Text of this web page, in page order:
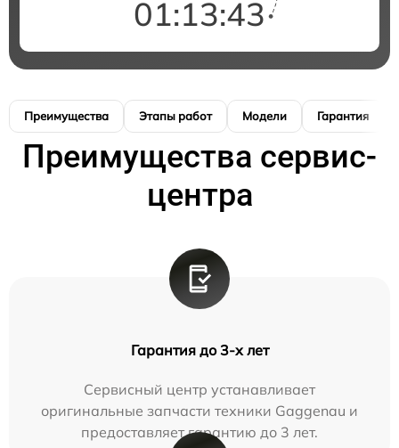
01:13:42
Преимущества Этапы работ Модели Гарантия
Преимущества сервис-
центра
Гарантия до 3-х лет
Сервисный центр устанавливает
оригинальные запчасти техники Gaggenau и
предоставляет гарантию до 3 лет.